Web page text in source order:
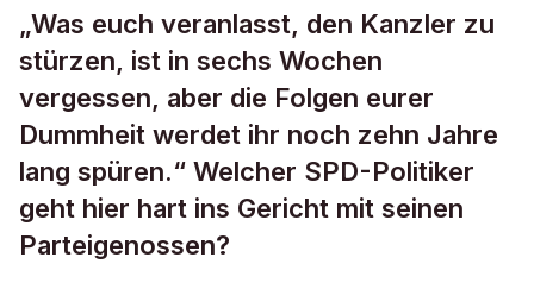
Welcher SPD-Politiker geht hier hart
ins Gericht...
„Was euch veranlasst, den Kanzler zu
stürzen, ist in sechs Wochen
vergessen, aber die Folgen eurer
Dummheit werdet ihr noch zehn Jahre
lang spüren.“ Welcher SPD-Politiker
geht hier hart ins Gericht mit seinen
Parteigenossen?